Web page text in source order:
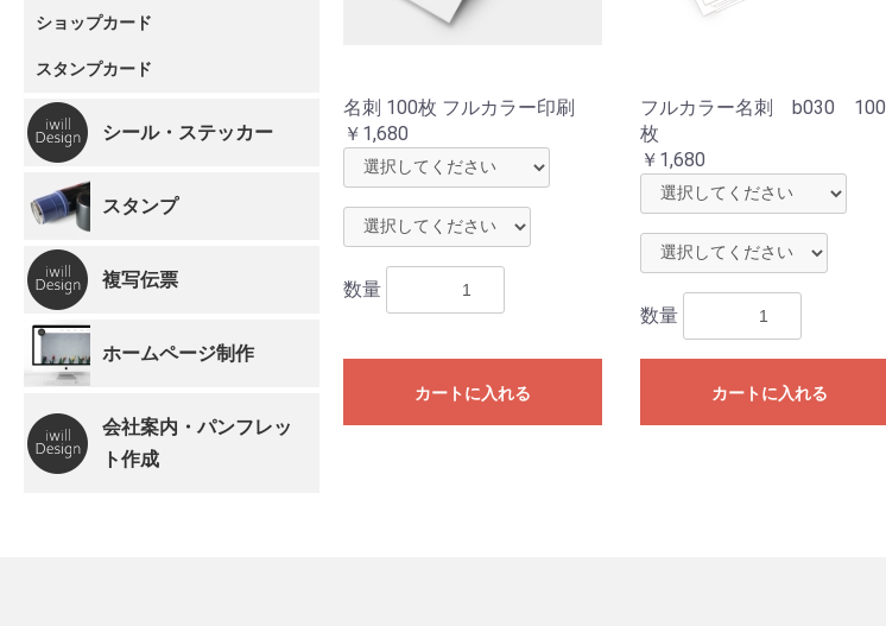
ショップカード
スタンプカード
シール・ステッカー
スタンプ
複写伝票
ホームページ制作
会社案内・パンフレッ
ト作成
名刺 100枚 フルカラー印刷
￥1,680
数量
カートに入れる
フルカラー名刺 b030 100
枚
￥1,680
数量
カートに入れる
お買い物を続ける